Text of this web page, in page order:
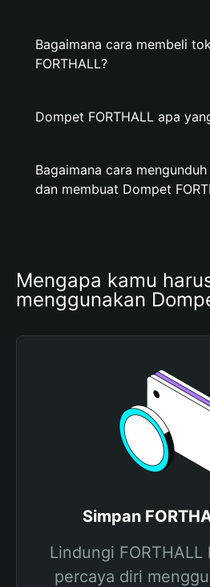
Bagaimana cara membeli
FORTHALL?
Dompet FORTHALL apa
Bagaimana cara
dan membuat Dompet
Mengapa kamu
menggunakan
Simpan
Lindungi FORTHALL
percaya diri